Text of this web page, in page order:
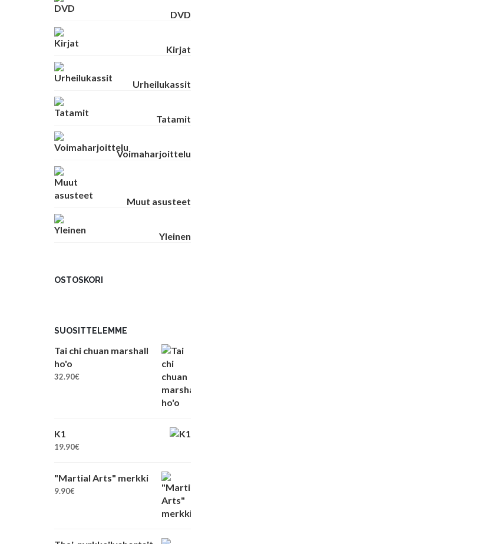
DVD
Kirjat
Urheilukassit
Tatamit
Voimaharjoittelu
Muut asusteet
Yleinen
OSTOSKORI
SUOSITTELEMME
Tai chi chuan marshall
ho'o
32.90€
K1
19.90€
"Martial Arts" merkki
9.90€